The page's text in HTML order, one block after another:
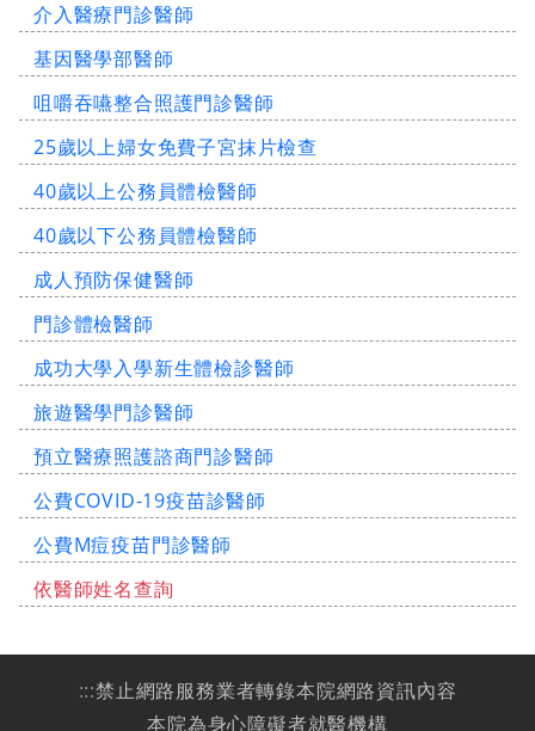
介入醫療門診醫師
基因醫學部醫師
咀嚼吞嚥整合照護門診醫師
25歲以上婦女免費子宮抹片檢查
40歲以上公務員體檢醫師
40歲以下公務員體檢醫師
成人預防保健醫師
門診體檢醫師
成功大學入學新生體檢診醫師
旅遊醫學門診醫師
預立醫療照護諮商門診醫師
公費COVID-19疫苗診醫師
公費M痘疫苗門診醫師
依醫師姓名查詢
:::禁止網路服務業者轉錄本院網路資訊內容
本院為身心障礙者就醫機構